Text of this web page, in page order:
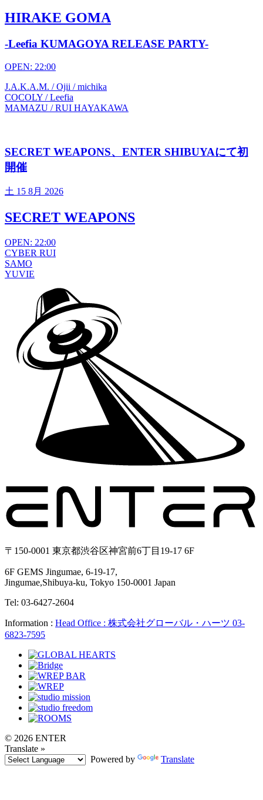
HIRAKE GOMA
-Leefia KUMAGOYA RELEASE PARTY-
OPEN: 22:00
J.A.K.A.M. / Ojii / michika
COCOLY / Leefia
MAMAZU / RUI HAYAKAWA
SECRET WEAPONS、ENTER SHIBUYAにて初
開催
土 15 8月 2026
SECRET WEAPONS
OPEN: 22:00
CYBER RUI
SAMO
YUVIE
〒150-0001 東京都渋谷区神宮前6丁目19-17 6F
6F GEMS Jingumae, 6-19-17,
Jingumae,Shibuya-ku, Tokyo 150-0001 Japan
Tel: 03-6427-2604
Information : Head Office : 株式会社グローバル・ハーツ 03-
6823-7595
© 2026 ENTER
Translate »
Powered by
Translate